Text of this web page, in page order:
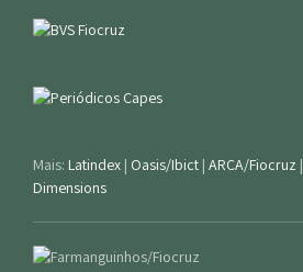
Mais: Latindex | Oasis/Ibict | ARCA/Fiocruz |
Dimensions